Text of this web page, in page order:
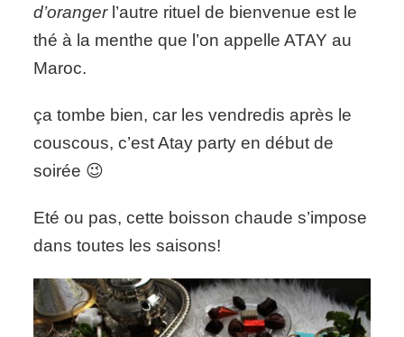
d’oranger l’autre rituel de bienvenue est le
thé à la menthe que l’on appelle ATAY au
Maroc.
ça tombe bien, car les vendredis après le
couscous, c’est Atay party en début de
soirée 😉
Eté ou pas, cette boisson chaude s’impose
dans toutes les saisons!